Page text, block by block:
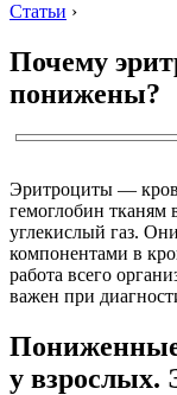
Статьи ›
Почему
понижены?
Эритроциты —
гемоглобин тканям
углекислый газ.
компонентами в
работа всего
важен при
Пониженные
у взрослых.